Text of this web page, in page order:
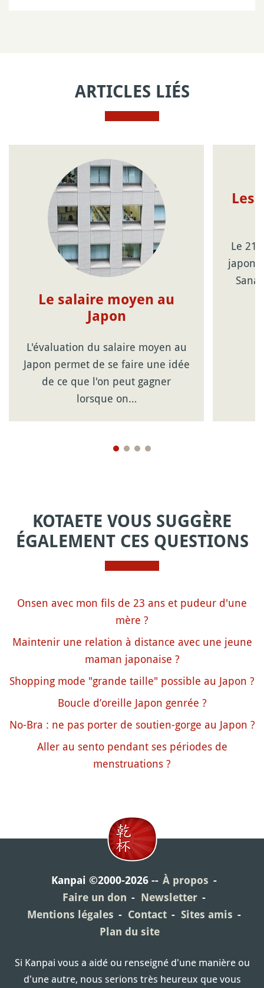
ARTICLES LIÉS
Le salaire moyen au
Japon
L'évaluation du salaire moyen au
Japon permet de se faire une idée
de ce que l'on peut gagner
lorsque on…
Les
Le 21
KOTAETE VOUS SUGGÈRE
ÉGALEMENT CES QUESTIONS
Onsen avec mon fils de 23 ans et pudeur d'une
mère ?
Maintenir une relation à distance avec une jeune
maman japonaise ?
Shopping mode "grande taille" possible au Japon ?
Boucle d’oreille Japon genrée ?
No-Bra : ne pas porter de soutien-gorge au Japon ?
Aller au sento pendant ses périodes de
menstruations ?
Kanpai ©2000-2026
À propos
Faire un don
Newsletter
Mentions légales
Contact
Sites amis
Plan du site
Si Kanpai vous a aidé ou renseigné d'une manière ou
d'une autre, nous serions très heureux que vous